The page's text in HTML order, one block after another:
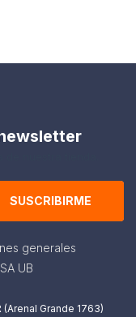
SUSCRIBIRME
generales
UB
(Arenal Grande 1763)